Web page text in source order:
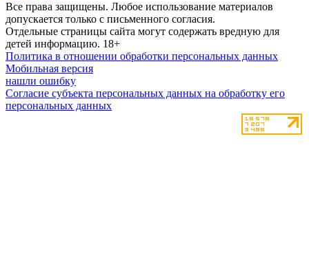
Все права защищены. Любое использование материалов
допускается только с письменного согласия.
Отдельные страницы сайта могут содержать вредную для
детей информацию. 18+
Политика в отношении обработки персональных данных
Мобильная версия
нашли ошибку
Согласие субъекта персональных данных на обработку его
персональных данных